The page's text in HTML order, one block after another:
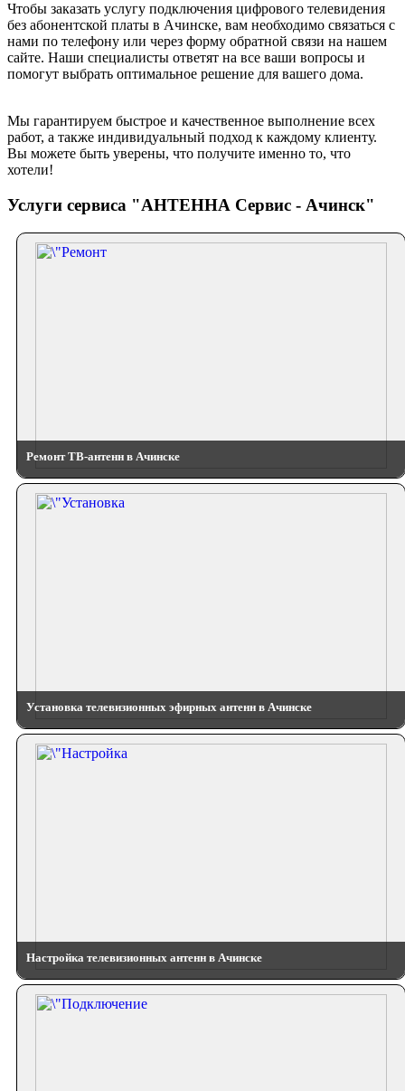
Чтобы заказать услугу подключения цифрового телевидения
без абонентской платы в Ачинске, вам необходимо связаться с
нами по телефону или через форму обратной связи на нашем
сайте. Наши специалисты ответят на все ваши вопросы и
помогут выбрать оптимальное решение для вашего дома.
Мы гарантируем быстрое и качественное выполнение всех
работ, а также индивидуальный подход к каждому клиенту.
Вы можете быть уверены, что получите именно то, что
хотели!
Услуги сервиса "АНТЕННА Сервис - Ачинск"
Ремонт ТВ-антенн в Ачинске
Установка телевизионных эфирных антенн в Ачинске
Настройка телевизионных антенн в Ачинске